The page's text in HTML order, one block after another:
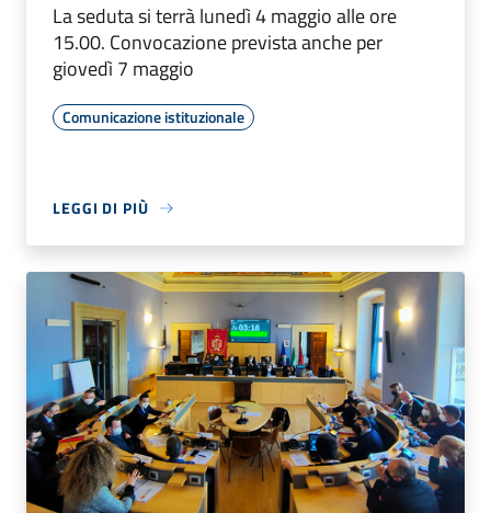
La seduta si terrà lunedì 4 maggio alle ore
15.00. Convocazione prevista anche per
giovedì 7 maggio
Comunicazione istituzionale
LEGGI DI PIÙ